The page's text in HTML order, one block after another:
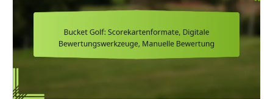
i
o
n